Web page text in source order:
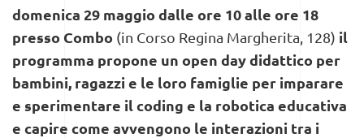
domenica 29 maggio dalle ore 10 alle ore 18
presso Combo (in Corso Regina Margherita, 128) il
programma propone un open day didattico per
bambini, ragazzi e le loro famiglie per imparare
e sperimentare il coding e la robotica educativa
e capire come avvengono le interazioni tra i